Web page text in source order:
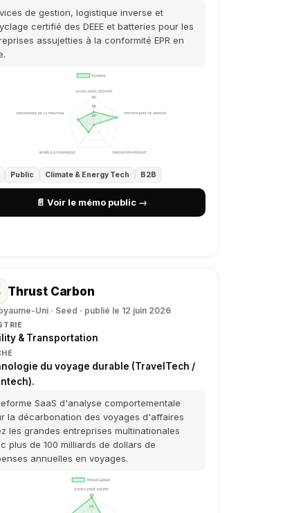
de gestion, logistique inverse et
certifié des DEEE et batteries pour les
assujetties à la conformité EPR en
Public Climate & Energy Tech B2B
📄 Voir le mémo public →
Thrust Carbon
Uni · Seed · publié le 12 juin 2026
& Transportation
du voyage durable (TravelTech /
SaaS d'analyse comportementale
la décarbonation des voyages d'affaires
les grandes entreprises multinationales
plus de 100 milliards de dollars de
annuelles en voyages.